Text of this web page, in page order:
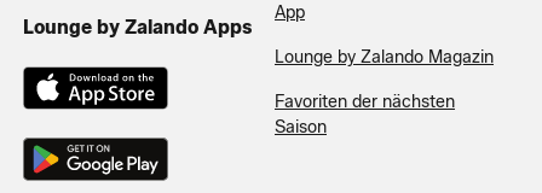
Lounge by Zalando Apps
App
Lounge by Zalando Magazin
Favoriten der nächsten
Saison